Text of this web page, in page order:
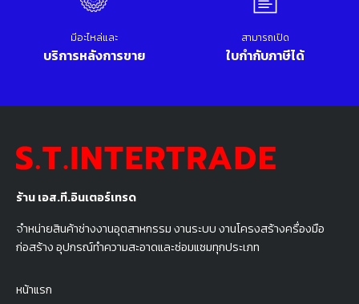
ร้าน เอส.ที.อินเตอร์เทรด
จำหน่ายสินค้าช่างงานอุตสาหกรรม งานระบบ งานโครงสร้างครื่องมือ
ก่อสร้าง อุปกรณ์ทำความสะอาดและซ่อมแซมทุกประเภท
หน้าแรก
มีอะไหล่และ
บริการหลังการขาย
สามารถเปิด
ใบกำกับภาษีได้